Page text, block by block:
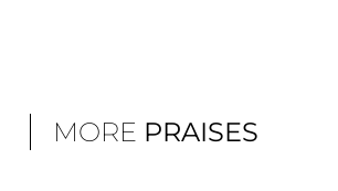
MORE PRAISES